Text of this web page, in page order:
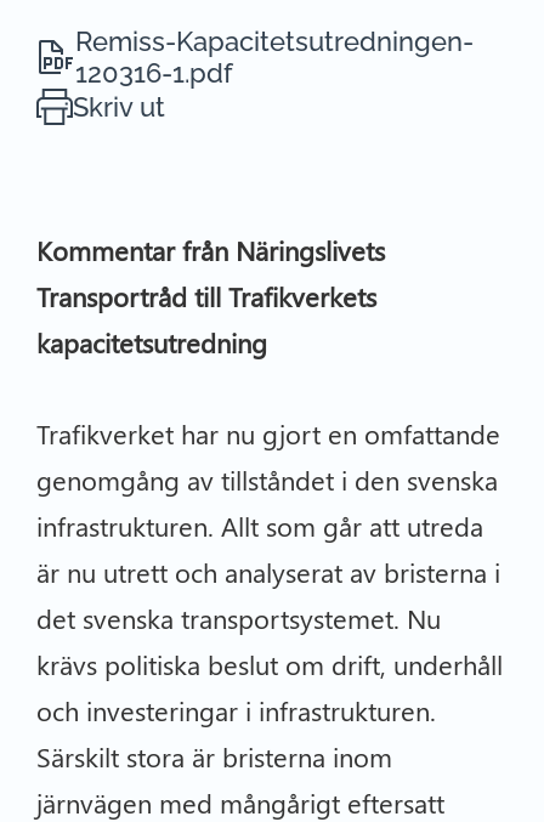
Remiss-Kapacitetsutredningen-
120316-1.pdf
Skriv ut
Kommentar från Näringslivets
Transportråd till Trafikverkets
kapacitetsutredning
Trafikverket har nu gjort en omfattande
genomgång av tillståndet i den svenska
infrastrukturen. Allt som går att utreda
är nu utrett och analyserat av bristerna i
det svenska transportsystemet. Nu
krävs politiska beslut om drift, underhåll
och investeringar i infrastrukturen.
Särskilt stora är bristerna inom
järnvägen med mångårigt eftersatt